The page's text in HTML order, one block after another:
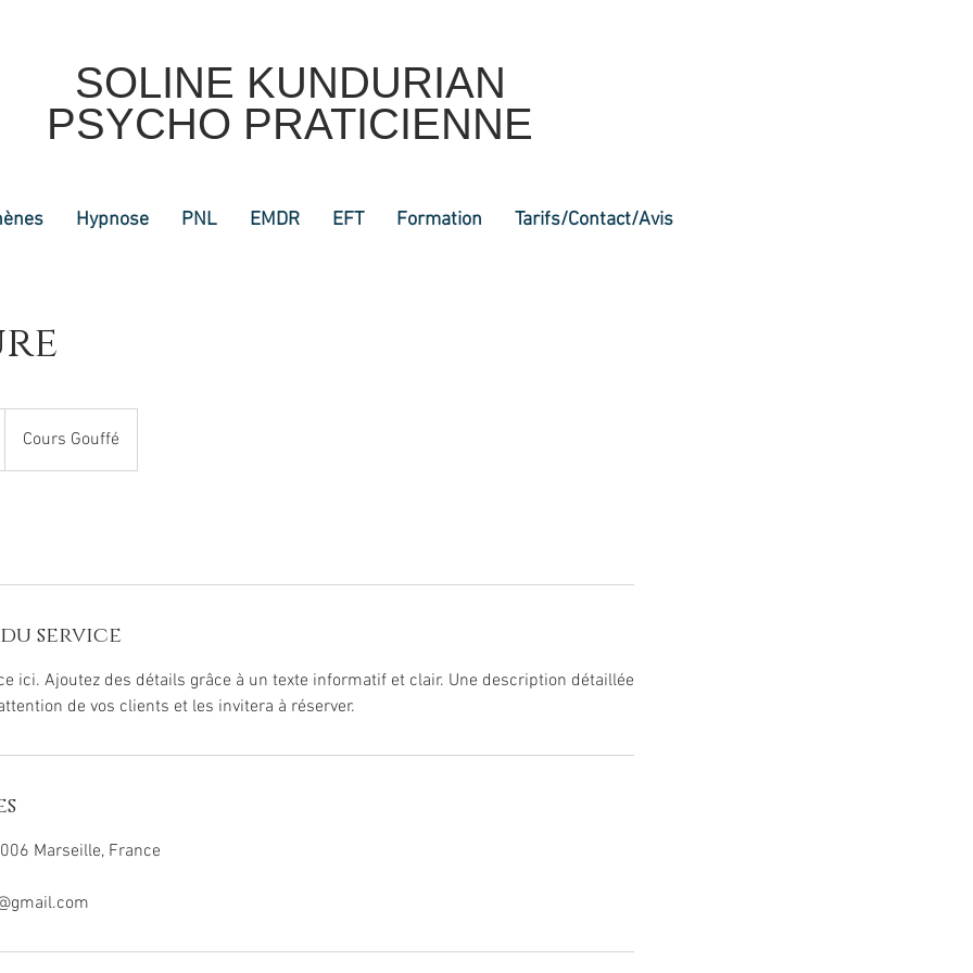
SOLINE KUNDURIAN
PSYCHO PRATICIENNE
Hypnose PNL EMDR EFT Formation Tarifs/Contact/Avis
Cours Gouffé
service
ici. Ajoutez des détails grâce à un texte informatif et clair. Une description détaillée
de vos clients et les invitera à réserver.
Marseille, France